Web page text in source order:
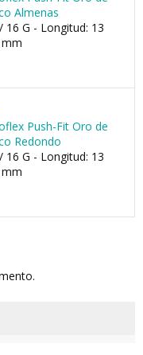
Almenas
16 G - Longitud: 13
Push-Fit Oro de
Redondo
16 G - Longitud: 13